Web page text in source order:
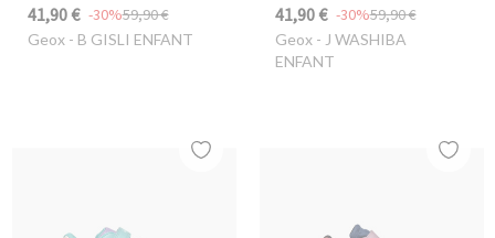
41,90 € 59,90 €
-30%
Geox- B GISLI ENFANT
41,90 € 59,90 €
-30%
Geox- J WASHIBA
ENFANT